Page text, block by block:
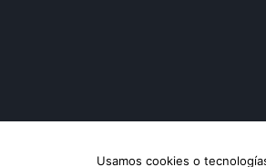
Usamos cookies o